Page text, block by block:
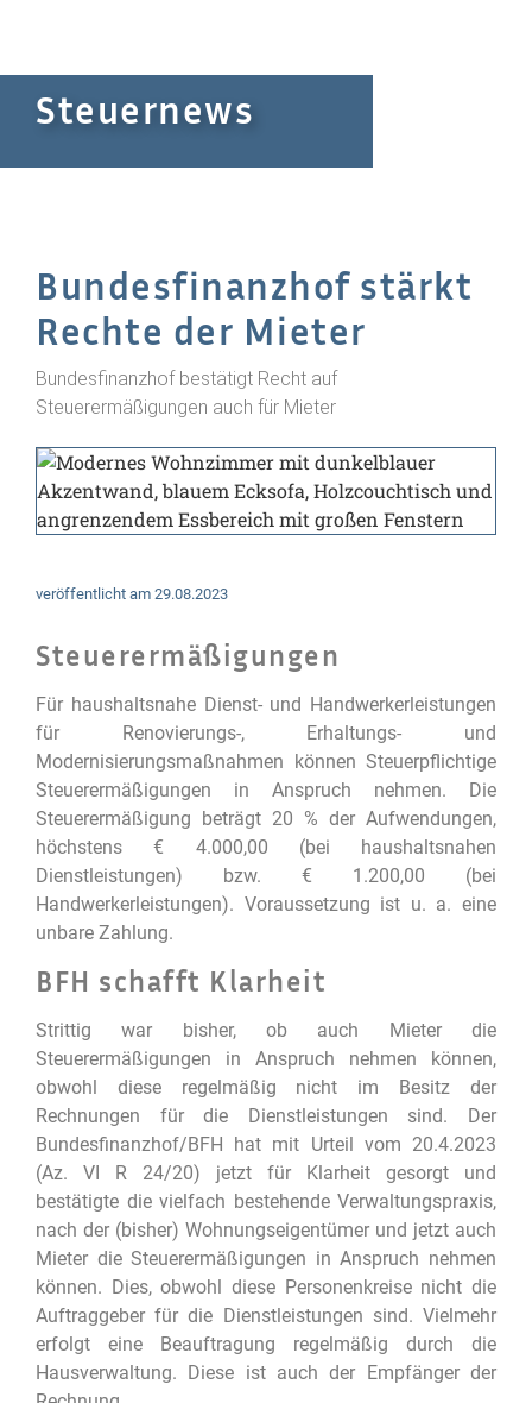
Steuernews
Bundesfinanzhof stärkt
Rechte der Mieter
Bundesfinanzhof bestätigt Recht auf
Steuerermäßigungen auch für Mieter
veröffentlicht am 29.08.2023
Steuerermäßigungen
Für haushaltsnahe Dienst- und Handwerkerleistungen
für Renovierungs-, Erhaltungs- und
Modernisierungsmaßnahmen können Steuerpflichtige
Steuerermäßigungen in Anspruch nehmen. Die
Steuerermäßigung beträgt 20 % der Aufwendungen,
höchstens € 4.000,00 (bei haushaltsnahen
Dienstleistungen) bzw. € 1.200,00 (bei
Handwerkerleistungen). Voraussetzung ist u. a. eine
unbare Zahlung.
BFH schafft Klarheit
Strittig war bisher, ob auch Mieter die
Steuerermäßigungen in Anspruch nehmen können,
obwohl diese regelmäßig nicht im Besitz der
Rechnungen für die Dienstleistungen sind. Der
Bundesfinanzhof/BFH hat mit Urteil vom 20.4.2023
(Az. VI R 24/20) jetzt für Klarheit gesorgt und
bestätigte die vielfach bestehende Verwaltungspraxis,
nach der (bisher) Wohnungseigentümer und jetzt auch
Mieter die Steuerermäßigungen in Anspruch nehmen
können. Dies, obwohl diese Personenkreise nicht die
Auftraggeber für die Dienstleistungen sind. Vielmehr
erfolgt eine Beauftragung regelmäßig durch die
Hausverwaltung. Diese ist auch der Empfänger der